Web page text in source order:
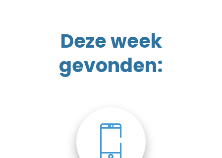
Deze week
gevonden: